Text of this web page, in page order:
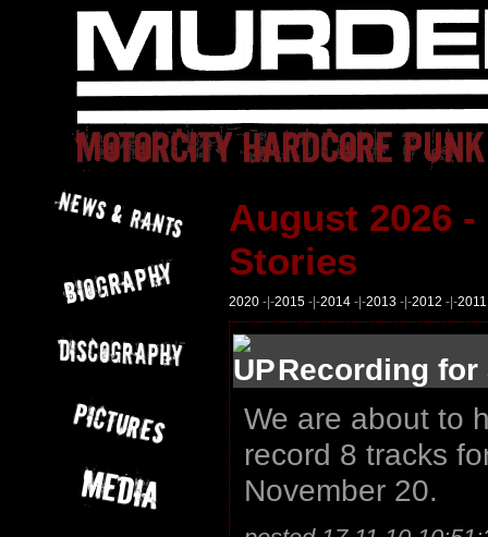
August 2026 -
Stories
2020 -|-2015 -|-2014 -|-2013 -|-2012 -|-2011
Recording for
We are about to
record 8 tracks
November 20.